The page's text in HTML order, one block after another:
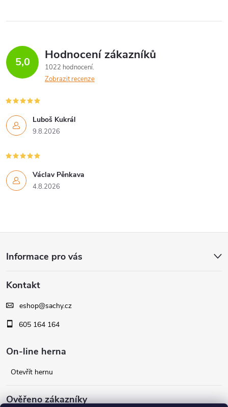
5,0 Hodnocení zákazníků
1022 hodnocení
Zobrazit recenze
Luboš Kukrál
9.8.2026
Václav Pěnkava
4.8.2026
p
a
Informace pro vás
Kontakt
eshop@sachy.cz
605 164 164
On-line herna
Otevřít hernu
Ověřeno zákazníky